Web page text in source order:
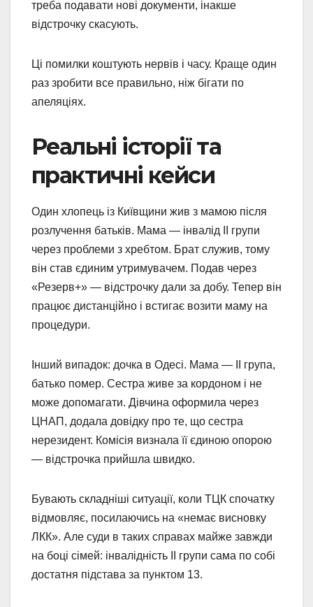
треба подавати нові документи, інакше
відстрочку скасують.
Ці помилки коштують нервів і часу. Краще один
раз зробити все правильно, ніж бігати по
апеляціях.
Реальні історії та
практичні кейси
Один хлопець із Київщини жив з мамою після
розлучення батьків. Мама — інвалід II групи
через проблеми з хребтом. Брат служив, тому
він став єдиним утримувачем. Подав через
«Резерв+» — відстрочку дали за добу. Тепер він
працює дистанційно і встигає возити маму на
процедури.
Інший випадок: дочка в Одесі. Мама — II група,
батько помер. Сестра живе за кордоном і не
може допомагати. Дівчина оформила через
ЦНАП, додала довідку про те, що сестра
нерезидент. Комісія визнала її єдиною опорою
— відстрочка прийшла швидко.
Бувають складніші ситуації, коли ТЦК спочатку
відмовляє, посилаючись на «немає висновку
ЛКК». Але суди в таких справах майже завжди
на боці сімей: інвалідність II групи сама по собі
достатня підстава за пунктом 13.